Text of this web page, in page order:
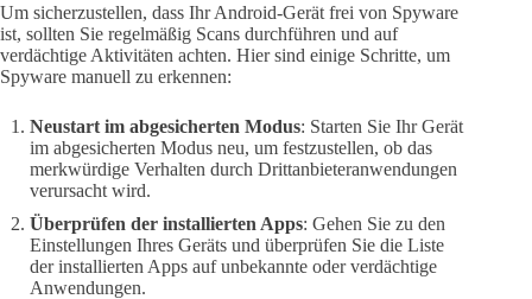
Um sicherzustellen, dass Ihr Android-Gerät frei von Spyware
ist, sollten Sie regelmäßig Scans durchführen und auf
verdächtige Aktivitäten achten. Hier sind einige Schritte, um
Spyware manuell zu erkennen:
Neustart im abgesicherten Modus: Starten Sie Ihr Gerät
im abgesicherten Modus neu, um festzustellen, ob das
merkwürdige Verhalten durch Drittanbieteranwendungen
verursacht wird.
Überprüfen der installierten Apps: Gehen Sie zu den
Einstellungen Ihres Geräts und überprüfen Sie die Liste
der installierten Apps auf unbekannte oder verdächtige
Anwendungen.